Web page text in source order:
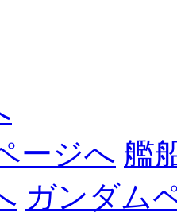
ージへ 艦
ガンダム